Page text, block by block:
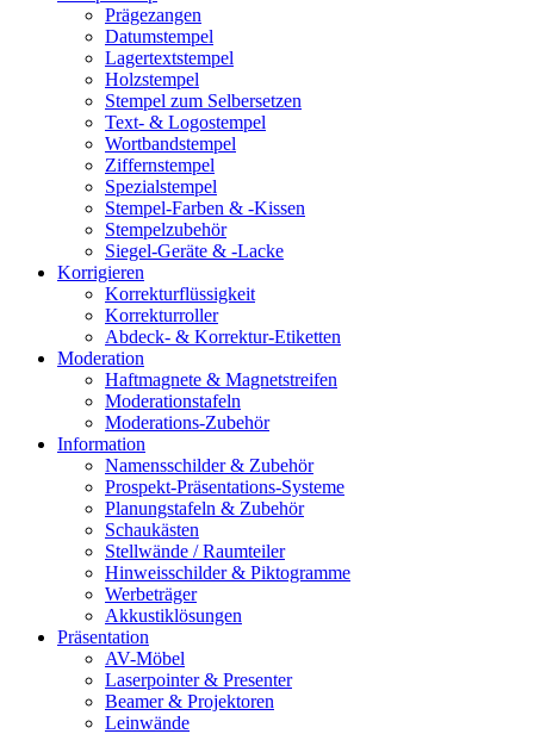
Prägezangen
Datumstempel
Lagertextstempel
Holzstempel
Stempel zum Selbersetzen
Text- & Logostempel
Wortbandstempel
Ziffernstempel
Spezialstempel
Stempel-Farben & -Kissen
Stempelzubehör
Siegel-Geräte & -Lacke
Korrigieren
Korrekturflüssigkeit
Korrekturroller
Abdeck- & Korrektur-Etiketten
Moderation
Haftmagnete & Magnetstreifen
Moderationstafeln
Moderations-Zubehör
Information
Namensschilder & Zubehör
Prospekt-Präsentations-Systeme
Planungstafeln & Zubehör
Schaukästen
Stellwände / Raumteiler
Hinweisschilder & Piktogramme
Werbeträger
Akkustiklösungen
Präsentation
AV-Möbel
Laserpointer & Presenter
Beamer & Projektoren
Leinwände